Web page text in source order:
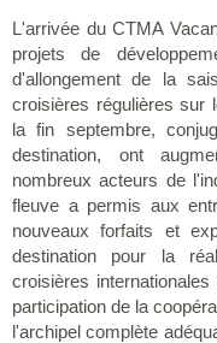
L'arrivée du CTMA
projets de
d'allongement de la
croisières régulières sur
la fin septembre,
destination, ont
nombreux acteurs de
fleuve a permis aux
nouveaux forfaits et
destination pour la
croisières
participation de la
l'archipel complète